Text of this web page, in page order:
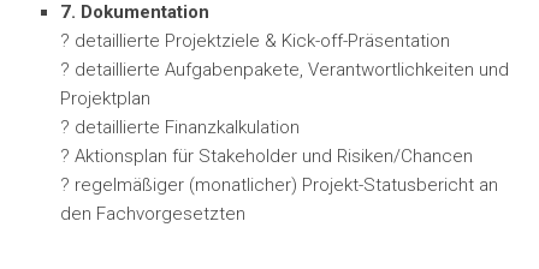
7. Dokumentation
? detaillierte Projektziele & Kick-off-Präsentation
? detaillierte Aufgabenpakete, Verantwortlichkeiten und
Projektplan
? detaillierte Finanzkalkulation
? Aktionsplan für Stakeholder und Risiken/Chancen
? regelmäßiger (monatlicher) Projekt-Statusbericht an
den Fachvorgesetzten